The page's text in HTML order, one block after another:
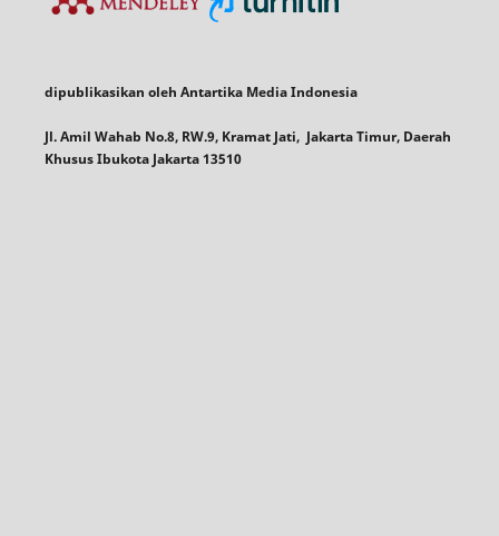
dipublikasikan oleh Antartika Media Indonesia
Jl. Amil Wahab No.8, RW.9, Kramat Jati, Jakarta Timur, Daerah
Khusus Ibukota Jakarta 13510